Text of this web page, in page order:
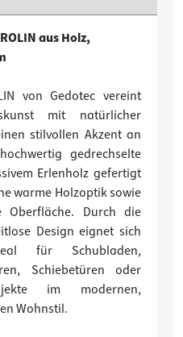
aus Holz,
von Gedotec vereint
mit natürlicher
stilvollen Akzent an
gedrechselte
Erlenholz gefertigt
warme Holzoptik sowie
Oberfläche. Durch die
Design eignet sich
für Schubladen,
Schiebetüren oder
im modernen,
Wohnstil.